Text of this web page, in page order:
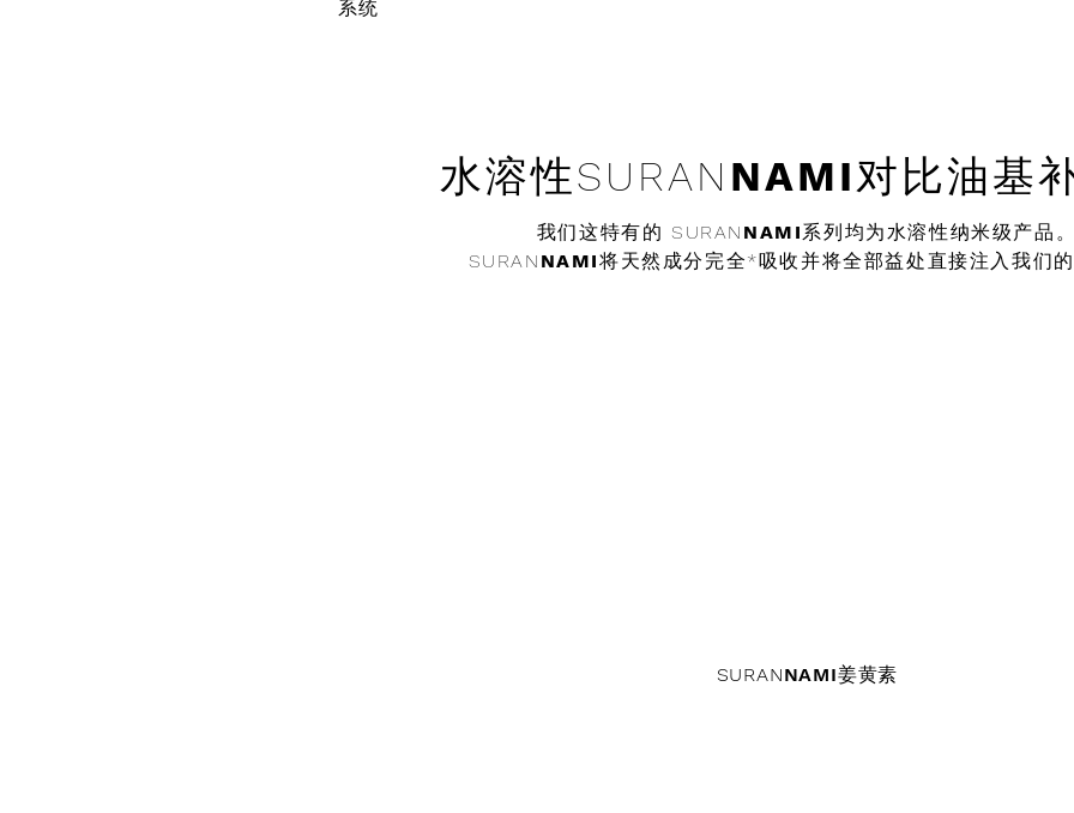
系统
水溶性SURAN NAMI对比油基
我们这特有的 SURAN NAMI系列均为水溶性纳米级产品
SURAN NAMI将天然成分完全*吸收并将全部益处直接注入我们
SURANNAMI姜黄素